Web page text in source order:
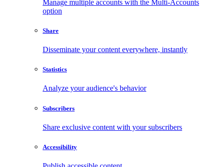
Manage multiple accounts with the Multi-Accounts
option
Share
Disseminate your content everywhere, instantly
Statistics
Analyze your audience's behavior
Subscribers
Share exclusive content with your subscribers
Accessibility